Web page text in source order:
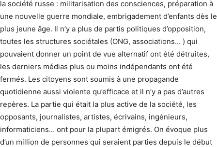
la société russe : militarisation des consciences, préparation à
une nouvelle guerre mondiale, embrigadement d’enfants dès le
plus jeune âge. Il n’y a plus de partis politiques d’opposition,
toutes les structures sociétales (ONG, associations… ) qui
pouvaient donner un point de vue alternatif ont été détruites,
les derniers médias plus ou moins indépendants ont été
fermés. Les citoyens sont soumis à une propagande
quotidienne aussi violente qu’efficace et il n’y a pas d’autres
repères. La partie qui était la plus active de la société, les
opposants, journalistes, artistes, écrivains, ingénieurs,
informaticiens… ont pour la plupart émigrés. On évoque plus
d’un million de personnes qui seraient parties depuis le début